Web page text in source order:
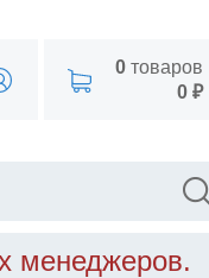
0товаров
0 ₽
менеджеров.